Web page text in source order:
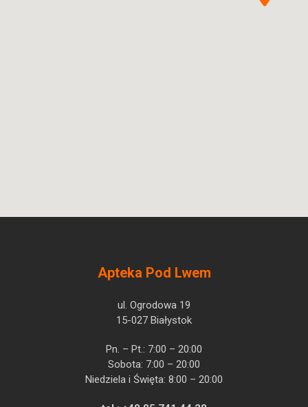
Apteka Pod Lwem
ul. Ogrodowa 19
15-027 Białystok
Pn. – Pt.: 7:00 – 20:00
Sobota: 7:00 – 20:00
Niedziela i Święta: 8:00 – 20:00